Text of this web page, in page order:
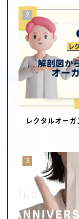
レクタルオーガ